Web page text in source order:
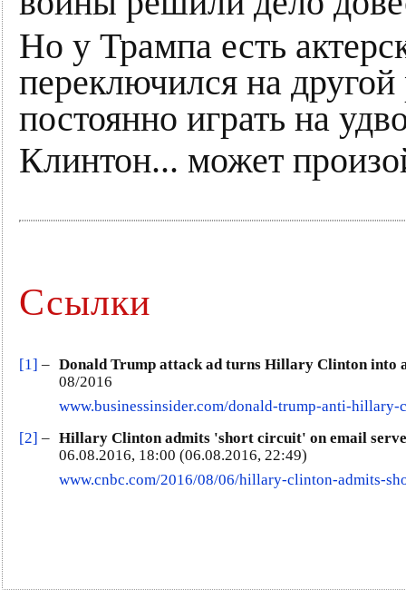
Но у Трампа есть
переключился на
постоянно играть на
Клинтон... может
Ссылки
[1] – Donald Trump attack ad turns Hillary Clinton into
08/2016
www.businessinsider.com/donald-trump-anti-
[2] – Hillary Clinton admits 'short circuit' on email
06.08.2016, 18:00 (06.08.2016, 22:49)
www.cnbc.com/2016/08/06/hillary-clinton-admits-